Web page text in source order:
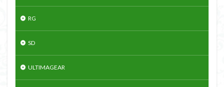
RG
SD
ULTIMAGEAR